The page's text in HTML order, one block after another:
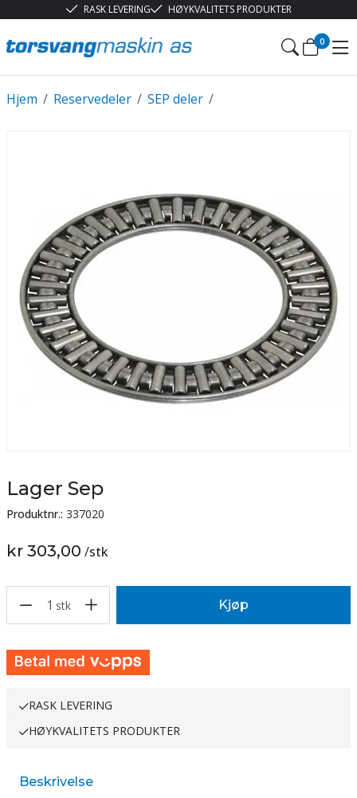
RASK LEVERING HØYKVALITETS PRODUKTER
0
/
Hjem /
Reservedeler /
SEP deler
Lager Sep
Produktnr.: 337020
kr 303,00 /stk
1 stk Kjøp
RASK LEVERING
HØYKVALITETS PRODUKTER
Beskrivelse